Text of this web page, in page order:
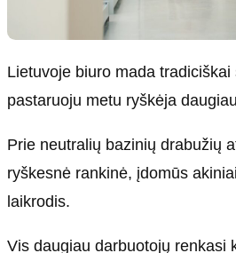
Lietuvoje biuro mada tradiciškai
pastaruoju metu ryškėja
Prie neutralių bazinių drabužių
ryškesnė rankinė, įdomūs
laikrodis.
Vis daugiau darbuotojų renkasi